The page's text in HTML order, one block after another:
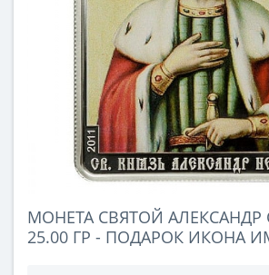
МОНЕТА СВЯТОЙ АЛЕКСАНДР
25.00 ГР - ПОДАРОК ИКОНА